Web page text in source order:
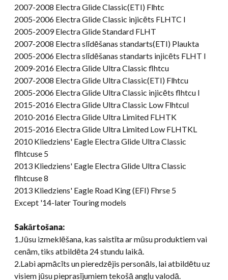
2007-2008 Electra Glide Classic(ETI) Flhtc
2005-2006 Electra Glide Classic injicēts FLHTC I
2005-2009 Electra Glide Standard FLHT
2007-2008 Electra slīdēšanas standarts(ETI) Plaukta
2005-2006 Electra slīdēšanas standarts injicēts FLHT I
2009-2016 Electra Glide Ultra Classic flhtcu
2007-2008 Electra Glide Ultra Classic(ETI) Flhtcu
2005-2006 Electra Glide Ultra Classic injicēts flhtcu I
2015-2016 Electra Glide Ultra Classic Low Flhtcul
2010-2016 Electra Glide Ultra Limited FLHTK
2015-2016 Electra Glide Ultra Limited Low FLHTKL
2010 Kliedziens' Eagle Electra Glide Ultra Classic
flhtcuse 5
2013 Kliedziens' Eagle Electra Glide Ultra Classic
flhtcuse 8
2013 Kliedziens' Eagle Road King (EFI) Fhrse 5
Except '14-later Touring models
Sakārtošana:
1.Jūsu izmeklēšana, kas saistīta ar mūsu produktiem vai
cenām, tiks atbildēta 24 stundu laikā.
2.Labi apmācīts un pieredzējis personāls, lai atbildētu uz
visiem jūsu pieprasījumiem tekošā angļu valodā.